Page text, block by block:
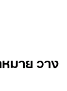
มาย วาง